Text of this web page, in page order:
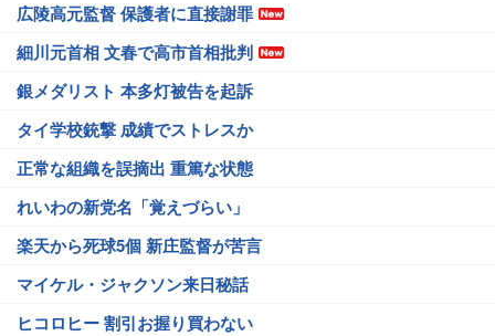
広陵高元監督 保護者に直接謝罪
細川元首相 文春で高市首相批判
銀メダリスト 本多灯被告を起訴
タイ学校銃撃 成績でストレスか
正常な組織を誤摘出 重篤な状態
れいわの新党名「覚えづらい」
楽天から死球5個 新庄監督が苦言
マイケル・ジャクソン来日秘話
ヒコロヒー 割引お握り買わない